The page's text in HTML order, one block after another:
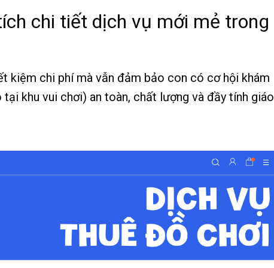
chi tiết dịch vụ mới mẻ trong
kiệm chi phí mà vẫn đảm bảo con có cơ hội khám
khu vui chơi) an toàn, chất lượng và đầy tính giáo